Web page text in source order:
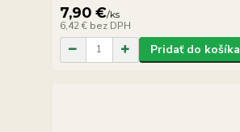
7,90 €/ks
6,42 € bez DPH
Pridať do košíka